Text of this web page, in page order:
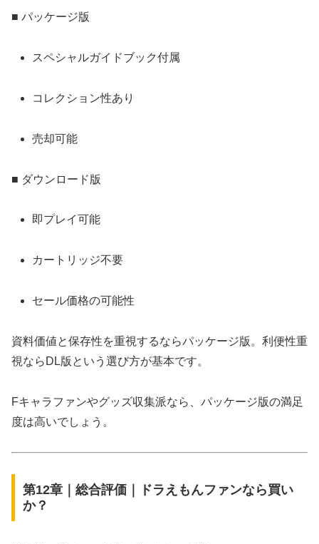
■ パッケージ版
スペシャルガイドブック付属
コレクション性あり
売却可能
■ ダウンロード版
即プレイ可能
カートリッジ不要
セール価格の可能性
資料価値と保存性を重視するならパッケージ版。利便性重
視ならDL版という選び方が基本です。
Fキャラファンやグッズ収集派なら、パッケージ版の満足
度は高いでしょう。
第12章｜総合評価｜ドラえもんファンなら買い
か？